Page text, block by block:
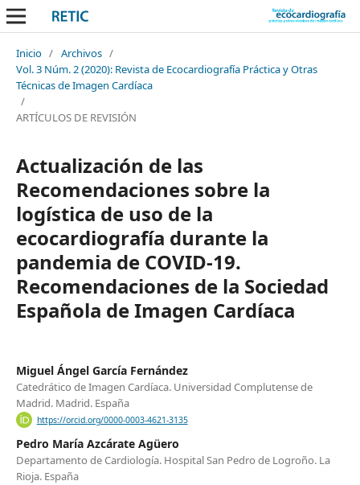
Inicio / Archivos /
Vol. 3 Núm. 2 (2020): Revista de Ecocardiografía Práctica y Otras
Técnicas de Imagen Cardíaca
/
ARTÍCULOS DE REVISIÓN
Actualización de las
Recomendaciones sobre la
logística de uso de la
ecocardiografía durante la
pandemia de COVID-19.
Recomendaciones de la Sociedad
Española de Imagen Cardíaca
Miguel Ángel García Fernández
Catedrático de Imagen Cardíaca. Universidad Complutense de
Madrid. Madrid. España
https://orcid.org/0000-0003-4621-3135
Pedro María Azcárate Agüero
Departamento de Cardiología. Hospital San Pedro de Logroño. La
Rioja. España